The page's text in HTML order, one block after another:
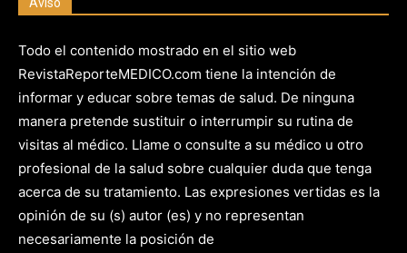
Todo el contenido mostrado en el sitio web
RevistaReporteMEDICO.com tiene la intención de
informar y educar sobre temas de salud. De ninguna
manera pretende sustituir o interrumpir su rutina de
visitas al médico. Llame o consulte a su médico u otro
profesional de la salud sobre cualquier duda que tenga
acerca de su tratamiento. Las expresiones vertidas es la
opinión de su (s) autor (es) y no representan
necesariamente la posición de